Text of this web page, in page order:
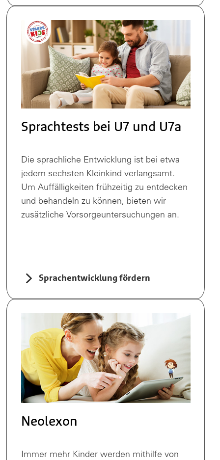
Sprachtests bei U7 und U7a
Die sprachliche Entwicklung ist bei etwa
jedem sechsten Kleinkind verlangsamt.
Um Auffälligkeiten frühzeitig zu entdecken
und behandeln zu können, bieten wir
zusätzliche Vorsorgeuntersuchungen an.
Sprachentwicklung fördern
Neolexon
Immer mehr Kinder werden mithilfe von